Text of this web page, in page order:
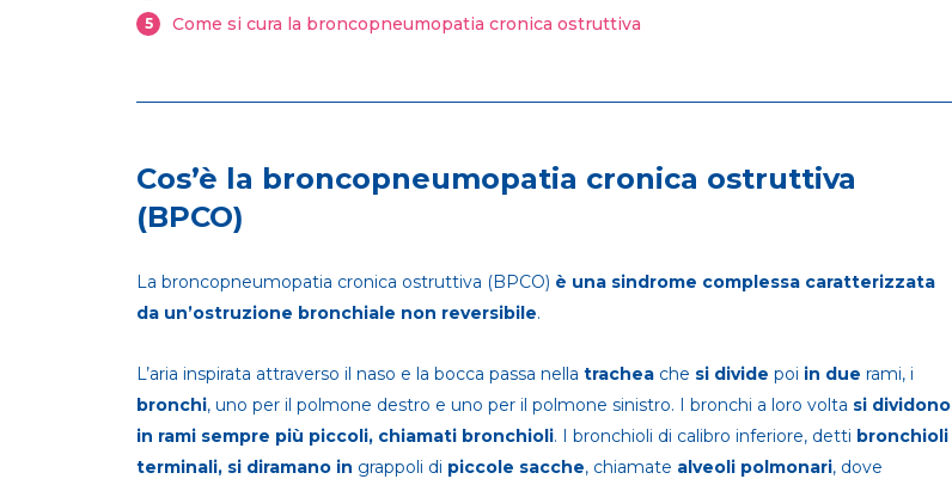
5 Come si cura la broncopneumopatia cronica ostruttiva
Cos’è la broncopneumopatia cronica ostruttiva
(BPCO)
La broncopneumopatia cronica ostruttiva (BPCO) è una sindrome complessa caratterizzata
da un’ostruzione bronchiale non reversibile.
L’aria inspirata attraverso il naso e la bocca passa nella trachea che si divide poi in due rami, i
bronchi, uno per il polmone destro e uno per il polmone sinistro. I bronchi a loro volta si dividono
in rami sempre più piccoli, chiamati bronchioli. I bronchioli di calibro inferiore, detti bronchioli
terminali, si diramano in grappoli di piccole sacche, chiamate alveoli polmonari, dove